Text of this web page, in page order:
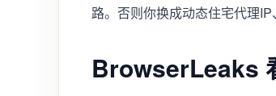
路。否则你换成动态住宅代理
BrowserLeaks